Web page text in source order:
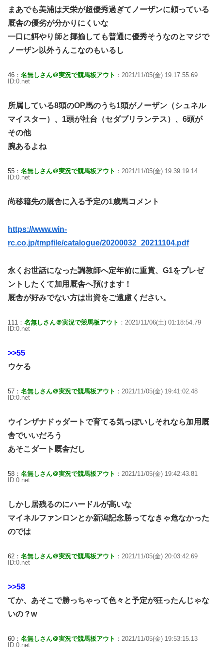
まあでも美浦は天栄が超優秀過ぎてノーザンに頼っている
厩舎の優劣が分かりにくいな
一口に餌やり師と揶揄しても普通に優秀そうなのとマジで
ノーザン以外うんこなのもいるし
46： 名無しさん＠実況で競馬板アウト ：2021/11/05(金) 19:17:55.69
ID:0.net
所属している8頭のOP馬のうち1頭がノーザン（シュネル
マイスター）、1頭が社台（セダブリランテス）、6頭が
その他
腕あるよね
55： 名無しさん＠実況で競馬板アウト ：2021/11/05(金) 19:39:19.14
ID:0.net
尚移籍先の厩舎に入る予定の1歳馬コメント
https://www.win-
rc.co.jp/tmpfile/catalogue/20200032_20211104.pdf
永くお世話になった調教師へ定年前に重賞、G1をプレゼ
ントしたくて加用厩舎へ預けます！
厩舎が好みでない方は出資をご遠慮ください。
111： 名無しさん＠実況で競馬板アウト ：2021/11/06(土) 01:18:54.79
ID:0.net
>>55
ウケる
57： 名無しさん＠実況で競馬板アウト ：2021/11/05(金) 19:41:02.48
ID:0.net
ウインザナドゥダートで育てる気っぽいしそれなら加用厩
舎でいいだろう
あそこダート厩舎だし
58： 名無しさん＠実況で競馬板アウト ：2021/11/05(金) 19:42:43.81
ID:0.net
しかし居残るのにハードルが高いな
マイネルファンロンとか新潟記念勝ってなきゃ危なかった
のでは
62： 名無しさん＠実況で競馬板アウト ：2021/11/05(金) 20:03:42.69
ID:0.net
>>58
てか、あそこで勝っちゃって色々と予定が狂ったんじゃな
いの？w
60： 名無しさん＠実況で競馬板アウト ：2021/11/05(金) 19:53:15.13
ID:0.net